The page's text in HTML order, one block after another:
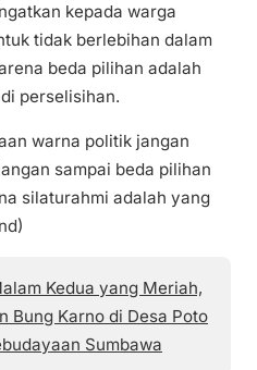
kepada warga
tidak berlebihan dalam
beda pilihan adalah
perselisihan.
warna politik jangan
sampai beda pilihan
silaturahmi adalah yang
Kedua yang Meriah,
Bung Karno di Desa Poto
Sumbawa